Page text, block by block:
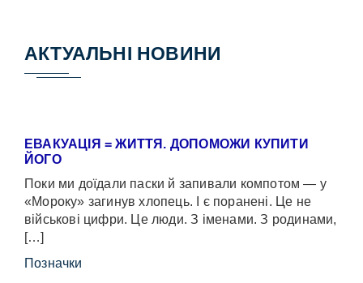
АКТУАЛЬНІ НОВИНИ
ЕВАКУАЦІЯ = ЖИТТЯ. ДОПОМОЖИ КУПИТИ
ЙОГО
Поки ми доїдали паски й запивали компотом — у
«Мороку» загинув хлопець. І є поранені. Це не
військові цифри. Це люди. З іменами. З родинами,
[…]
Позначки